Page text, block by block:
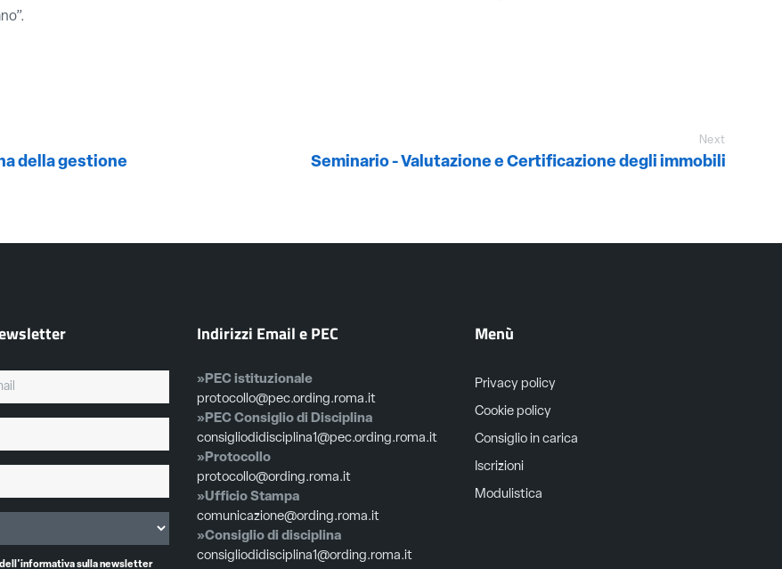
della gestione
Next
Seminario - Valutazione e Certificazione degli immobili
dell'informativa sulla newsletter
Indirizzi Email e PEC
»PEC istituzionale
protocollo@pec.ording.roma.it
»PEC Consiglio di Disciplina
consigliodidisciplina1@pec.ording.roma.it
»Protocollo
protocollo@ording.roma.it
»Ufficio Stampa
comunicazione@ording.roma.it
»Consiglio di disciplina
consigliodidisciplina1@ording.roma.it
Menù
Privacy policy
Cookie policy
Consiglio in carica
Iscrizioni
Modulistica